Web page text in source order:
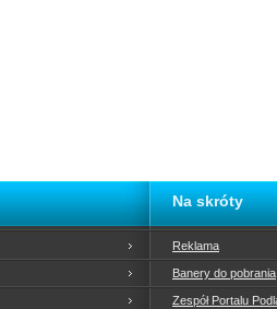
Na skróty
Reklama
Banery do pobrania
Zespół Portalu